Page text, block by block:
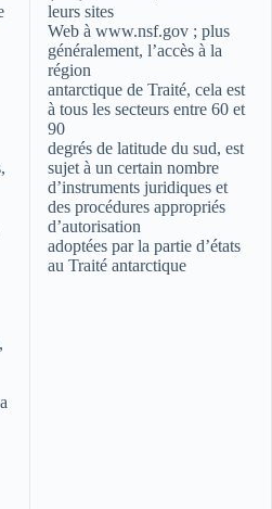
leurs sites
Web à www.nsf.gov ; plus
généralement, l’accès à la
région
antarctique de Traité, cela est
à tous les secteurs entre 60 et
90
degrés de latitude du sud, est
sujet à un certain nombre
d’instruments juridiques et
des procédures appropriés
d’autorisation
adoptées par la partie d’états
au Traité antarctique